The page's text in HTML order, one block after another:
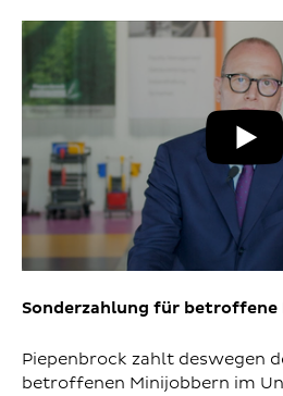
Sonderzahlung für
Piepenbrock zahlt deswegen
betroffenen Minijobbern im